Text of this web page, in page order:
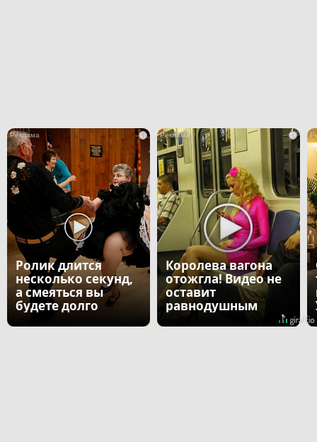
i
Ролик длится
несколько секунд,
а смеяться вы
будете долго
i
Королева вагона
отожгла! Видео не
оставит
равнодушным